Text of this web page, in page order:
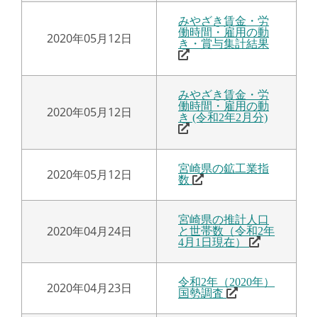
2020年05月12日
みやざき賃金・労
働時間・雇用の動
き・賞与集計結果
2020年05月12日
みやざき賃金・労
働時間・雇用の動
き (令和2年2月分)
2020年05月12日
宮崎県の鉱工業指
数
2020年04月24日
宮崎県の推計人口
と世帯数（令和2年
4月1日現在）
2020年04月23日
令和2年（2020年）
国勢調査